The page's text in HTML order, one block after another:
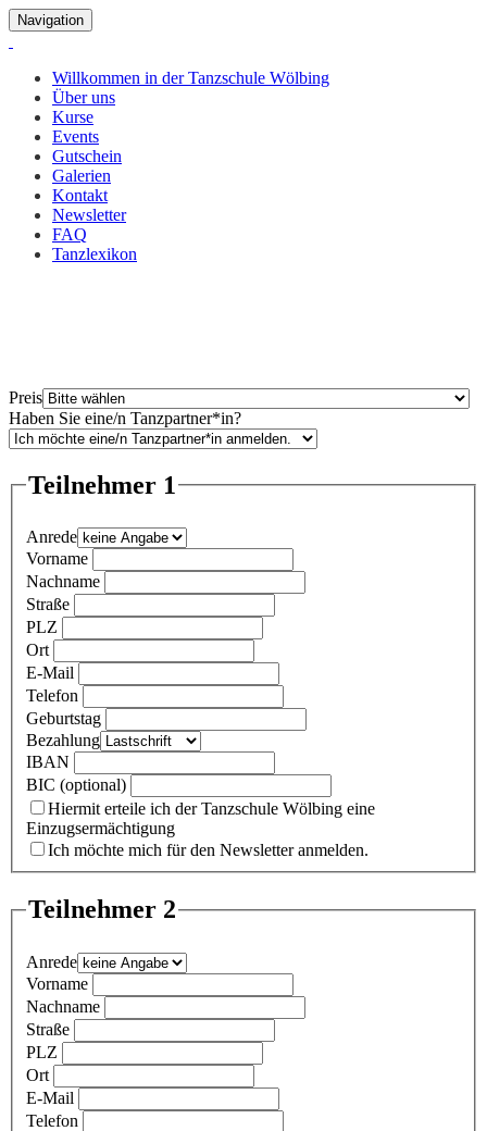
Navigation
Willkommen in der Tanzschule Wölbing
Über uns
Kurse
Events
Gutschein
Galerien
Kontakt
Newsletter
FAQ
Tanzlexikon
Preis
Haben Sie eine/n Tanzpartner*in?
Teilnehmer 1
Anrede
Vorname
Nachname
Straße
PLZ
Ort
E-Mail
Telefon
Geburtstag
Bezahlung
IBAN
BIC (optional)
Hiermit erteile ich der Tanzschule Wölbing eine
Einzugsermächtigung
Ich möchte mich für den Newsletter anmelden.
Teilnehmer 2
Anrede
Vorname
Nachname
Straße
PLZ
Ort
E-Mail
Telefon